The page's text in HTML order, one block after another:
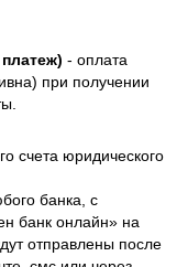
- оплата
при получении
счета юридического
банка, с
банк онлайн» на
отправлены после